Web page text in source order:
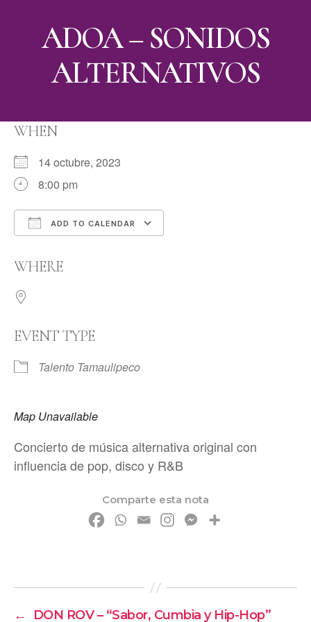
ADOA – SONIDOS
ALTERNATIVOS
WHEN
14 octubre, 2023
8:00 pm
ADD TO CALENDAR
WHERE
EVENT TYPE
Talento Tamaulipeco
Map Unavailable
Concierto de música alternativa original con
influencia de pop, disco y R&B
Comparte esta nota
← DON ROV – “Sabor, Cumbia y Hip-Hop”